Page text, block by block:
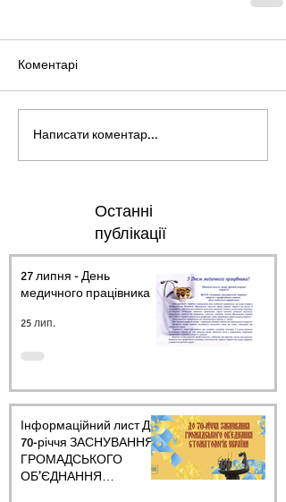
Коментарі
Написати коментар...
Останні
публікації
27 липня - День
медичного працівника.
25 лип.
Інформаційний лист ДО
70-річчя ЗАСНУВАННЯ
ГРОМАДСЬКОГО
ОБ’ЄДНАННЯ